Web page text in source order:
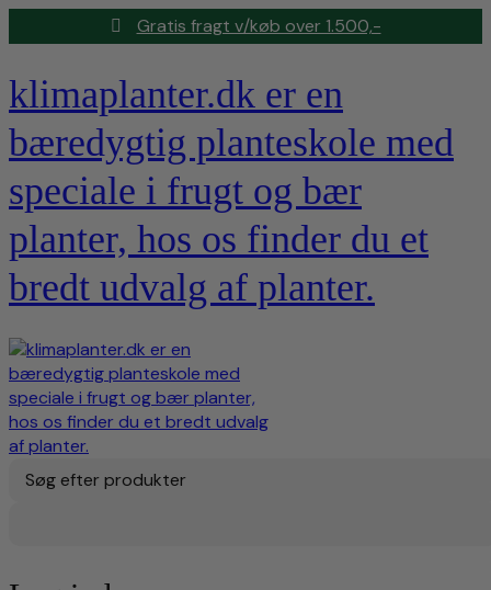
Gratis fragt v/køb over 1.500,-
klimaplanter.dk er en
bæredygtig planteskole med
speciale i frugt og bær
planter, hos os finder du et
bredt udvalg af planter.
Søg efter produkter